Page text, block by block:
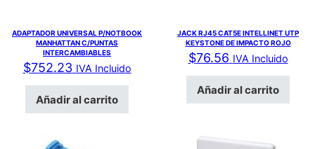
ADAPTADOR UNIVERSAL P/NOTBOOK
MANHATTAN C/PUNTAS
INTERCAMBIABLES
$752.23 IVA Incluido
Añadir al carrito
JACK RJ45 CAT5E INTELLINET UTP
KEYSTONE DE IMPACTO ROJO
$76.56 IVA Incluido
Añadir al carrito